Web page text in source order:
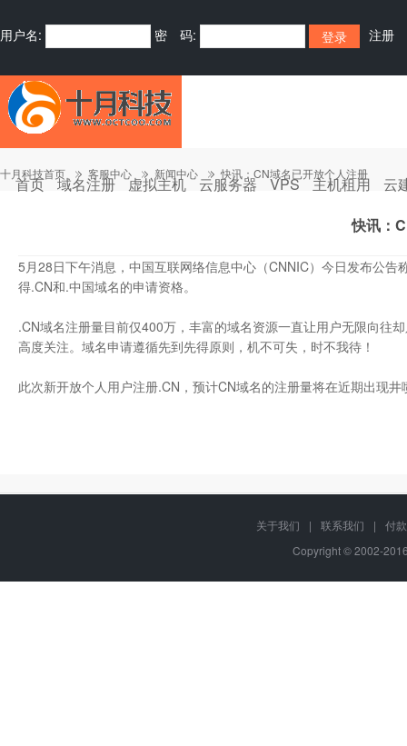
用户名: 密 码: 注册
首页 域名注册 虚拟主机 云服务器 VPS 主机租用 云
十月科技首页 客服中心 新闻中心 快讯：CN域名已开放个人注册
快讯：
5月28日下午消息，中国互联网络信息中心（CNNIC）今日发布公
得.CN和.中国域名的申请资格。
.CN域名注册量目前仅400万，丰富的域名资源一直让用户无限向往
高度关注。域名申请遵循先到先得原则，机不可失，时不我待！
此次新开放个人用户注册.CN，预计CN域名的注册量将在近期出现
关于我们 | 联系我们 |
付
Copyright © 2002-